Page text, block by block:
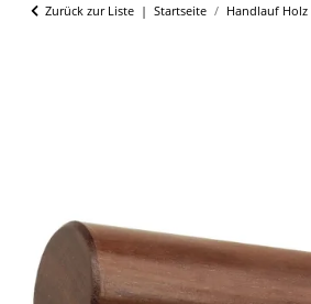
Zurück zur Liste Startseite Handlauf Holz